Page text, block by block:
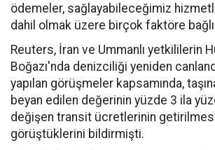
ödemeler, sağlayabileceğimiz
dahil olmak üzere birçok faktöre bağlı
Reuters, İran ve Ummanlı yetkililerin
Boğazı'nda denizciliği yeniden
yapılan görüşmeler kapsamında,
beyan edilen değerinin yüzde 3 ila
değişen transit ücretlerinin
görüştüklerini bildirmişti.